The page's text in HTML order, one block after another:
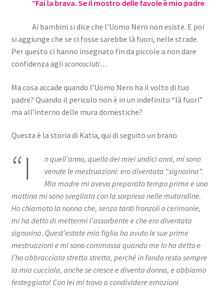
“Fai la brava. Se il mostro delle favole è mio padre
Ai bambini si dice che l’Uomo Nero non esiste. E poi
si aggiunge che se ci fosse sarebbe là fuori, nelle strade.
Per questo ci hanno insegnato fin da piccole a non dare
confidenza agli sconosciuti…
Ma cosa accade quando l’Uomo Nero ha il volto di tuo
padre? Quando il pericolo non è in un indefinito “là fuori”
ma all’interno delle mura domestiche?
Questa è la storia di Katia, qui di seguito un brano
“I
n quell’anno, quello dei miei undici anni, mi sono
venute le mestruazioni: ero diventata “signorina”.
Mia madre mi aveva preparato tempo prima e una
mattina mi sono svegliata con la sorpresa nelle mutandine.
Ho chiamato la nonna che, senza tanti fronzoli o cerimonie,
mi ha detto di mettermi l’assorbente e che ero diventata
signorina. Quest’estate mia figlia ha avuto le sue prime
mestruazioni e mi sono commossa quando me lo ha detto e
l’ho abbracciata stretta stretta, perché in fondo resta sempre
la mia cucciola, anche se cresce e diventa donna, e abbiamo
festeggiato! Con lei mi trovo a condividere emozioni